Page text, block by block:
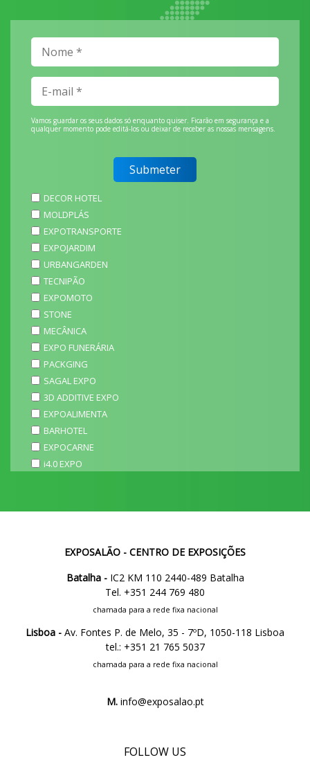
Vamos guardar os seus dados só enquanto quiser. Ficarão em segurança e a
qualquer momento pode editá-los ou deixar de receber as nossas mensagens.
DECOR HOTEL
MOLDPLÁS
EXPOTRANSPORTE
EXPOJARDIM
URBANGARDEN
TECNIPÃO
EXPOMOTO
STONE
MECÂNICA
EXPO FUNERÁRIA
PACKGING
SAGAL EXPO
3D ADDITIVE EXPO
EXPOALIMENTA
BARHOTEL
EXPOCARNE
i4.0 EXPO
EXPOSALÃO - CENTRO DE EXPOSIÇÕES
Batalha -IC2 KM 110 2440-489 Batalha
Tel. +351 244 769 480
chamada para a rede fixa nacional
Lisboa - Av. Fontes P. de Melo, 35 - 7ºD, 1050-118 Lisboa
tel.: +351 21 765 5037
chamada para a rede fixa nacional
M.info@exposalao.pt
FOLLOW US